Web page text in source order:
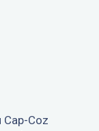
Cap-Coz